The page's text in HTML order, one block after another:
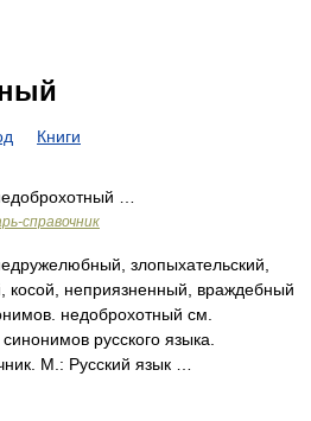
Книги
…
справочник
злопыхательский,
косой, неприязненный, враждебный
недоброхотный см.
русского языка.
М.: Русский язык …